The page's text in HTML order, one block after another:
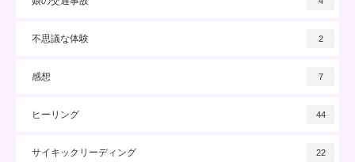
不思議な体験 2
感想 7
ヒーリング 44
サイキックリーディング 22